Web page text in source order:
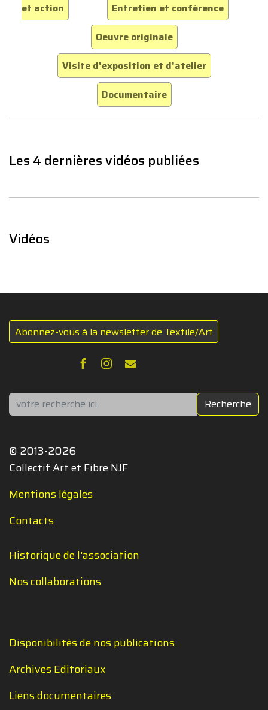
et action
Entretien et conférence
Oeuvre originale
Visite d'exposition et d'atelier
Documentaire
Les 4 dernières vidéos publiées
Vidéos
Abonnez-vous à la newsletter de Textile/Art
Rechercher Recherche
© 2013-2026
Collectif Art et Fibre NJF
Mentions légales
Contacts
Historique de l'association
Nos collaborations
Disponibilités de nos publications
Archives Editoriaux
Liens documentaires